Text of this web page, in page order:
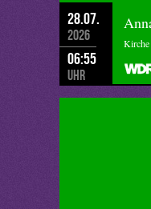
28.07.
2026
06:55
Uhr